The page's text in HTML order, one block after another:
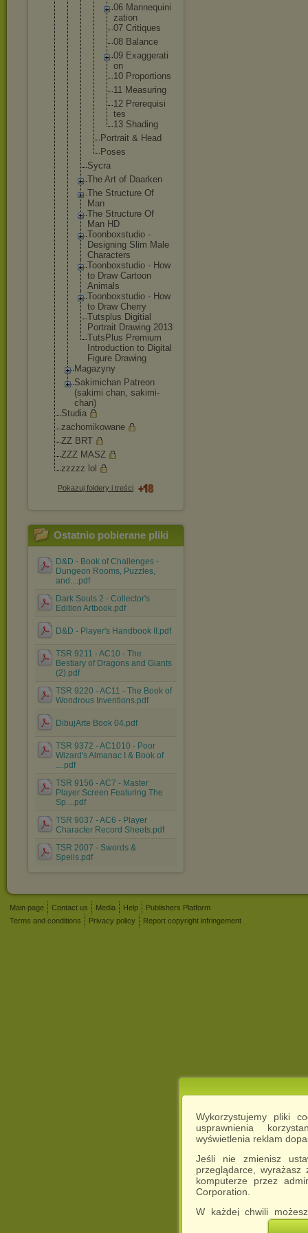
Wykorzystujemy pliki
usprawnienia
wyświetlenia reklam
Jeśli nie zmienisz
przeglądarce,
komputerze przez
Corporation.
W każdej chwili
cookies w swojej
06 Mannequini
zation
07 Critiques
08 Balance
09 Exaggerati
on
10 Proportions
11 Measuring
12 Prerequisi
tes
13 Shading
Portrait & Head
Poses
Sycra
The Art of Daarken
The Structure Of
Man
The Structure Of
Man HD
Toonboxstud io -
Designing Slim Male
Characters
Toonboxstud io - How
to Draw Cartoon
Animals
Toonboxstud io - How
to Draw Cherry
Tutsplus Digitial
Portrait Drawing 2013
TutsPlus Premium
Introduction to Digital
Figure Drawing
Magazyny
Sakimichan Patreon
(sakimi chan, sakimi-
chan)
Studia
zachomikowane
ZZ BRT
ZZZ MASZ
zzzzz lol
Pokazuj foldery i treści
Ostatnio pobierane pliki
D&D - Book of Challenges -
Dungeon Rooms, Puzzles,
and....pdf
Dark Souls 2 - Collector's
Edition Artbook.pdf
D&D - Player's Handbook II.pdf
TSR 9211 - AC10 - The
Bestiary of Dragons and Giants
(2).pdf
TSR 9220 - AC11 - The Book of
Wondrous Inventions.pdf
DibujArte Book 04.pdf
TSR 9372 - AC1010 - Poor
Wizard's Almanac I & Book of
....pdf
TSR 9156 - AC7 - Master
Player Screen Featuring The
Sp....pdf
TSR 9037 - AC6 - Player
Character Record Sheets.pdf
TSR 2007 - Swords &
Spells.pdf
Main page Contact us Media Help
Publishers Platform
Terms and conditions
Privacy policy Report copyright infringement